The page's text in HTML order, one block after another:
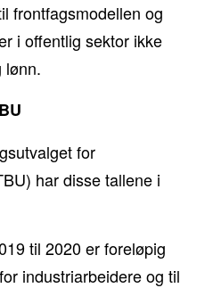
frontfagsmodellen og
i offentlig sektor ikke
lønn.
for
har disse tallene i
til 2020 er foreløpig
industriarbeidere og til